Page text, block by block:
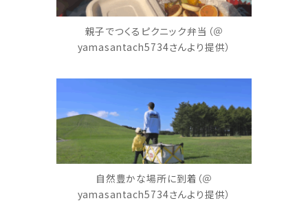
親子でつくるピクニック弁当（＠
yamasantach5734さんより提供）
自然豊かな場所に到着（＠
yamasantach5734さんより提供）